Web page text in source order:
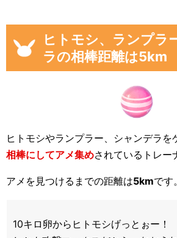
ヒトモシ、ランプラ
ラの相棒距離は5km
ヒトモシやランプラー、シャンデラを
相棒にしてアメ集めされているトレー
アメを見つけるまでの距離は5kmです。
10キロ卵からヒトモシげっとぉー！